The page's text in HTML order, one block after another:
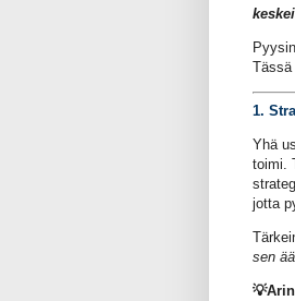
Tässä
1.
Yhä
toimi.
jotta
sen
💡